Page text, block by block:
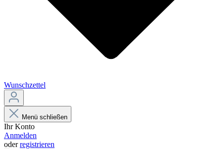
Wunschzettel
Menü schließen
Ihr Konto
Anmelden
oderregistrieren